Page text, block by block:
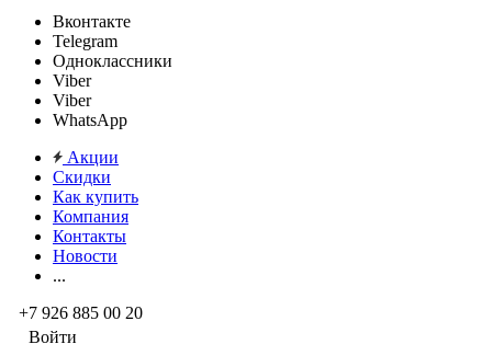
Вконтакте
Telegram
Одноклассники
Viber
Viber
WhatsApp
Акции
Скидки
Как купить
Компания
Контакты
Новости
...
+7 926 885 00 20
Войти